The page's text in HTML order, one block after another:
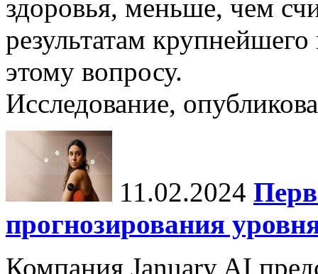
здоровья, меньше, чем
результатам
этому вопросу.
Исследование,
11.02.2024
прогнозирования
Компания January AI